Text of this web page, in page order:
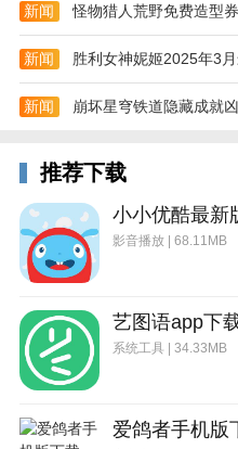
4、在个人页面中，可以
详细的操作帮助指南。
新闻 怪物猎人荒野免费造型
新闻 胜利女神妮姬2025年3
新闻 崩坏星穹铁道隐藏成就
推荐下载
影音播放 | 68.11MB
系统工具 | 34.33MB